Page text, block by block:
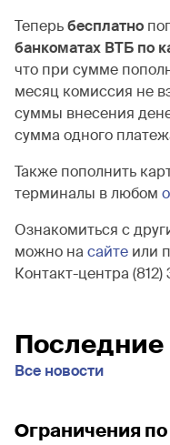
Теперьбесплатно
банкоматах ВТБ по
что при сумме
месяц комиссия не
суммы внесения
сумма одного
Также пополнить
терминалы в любом
Ознакомиться с
можно на сайте или
Контакт-центра (812)
Последние
Все новости
Ограничения